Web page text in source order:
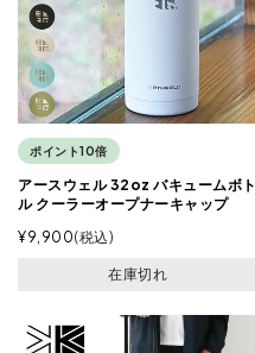
ポイント10倍
アースウェル 32oz バキュームボト
ル クーラーオープナーキャップ
¥9,900 税込
在庫切れ